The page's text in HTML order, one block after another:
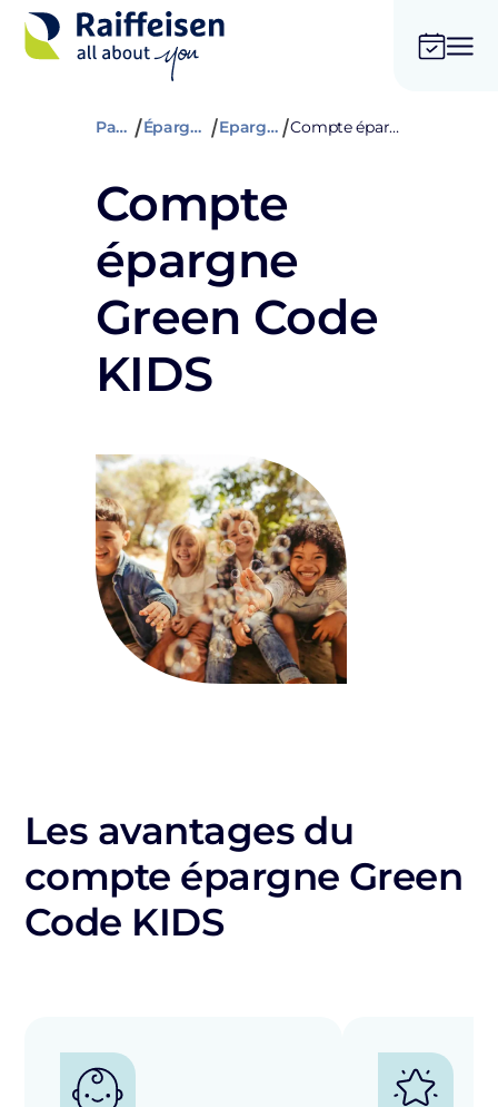
Particuliers Épargner et assurer Epargne classique Compte épargne Green Code KIDS
Compte
épargne
Green Code
KIDS
Les avantages du
compte épargne Green
Code KIDS